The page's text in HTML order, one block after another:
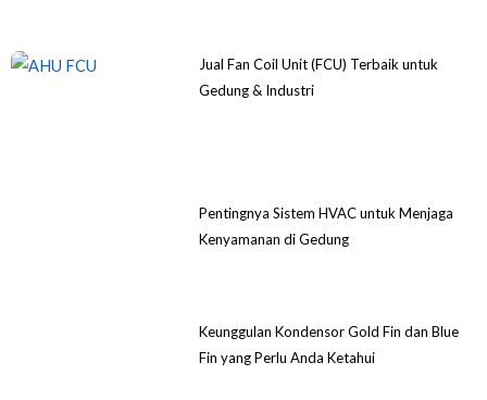
Jual Fan Coil Unit (FCU) Terbaik untuk
Gedung & Industri
Pentingnya Sistem HVAC untuk Menjaga
Kenyamanan di Gedung
Keunggulan Kondensor Gold Fin dan Blue
Fin yang Perlu Anda Ketahui